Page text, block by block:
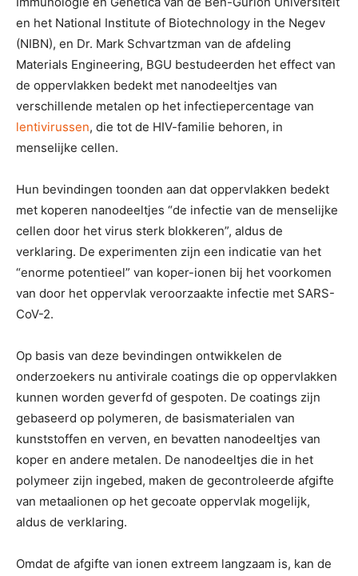
en het National Institute of Biotechnology in the Negev
(NIBN), en Dr. Mark Schvartzman van de afdeling
Materials Engineering, BGU bestudeerden het effect van
de oppervlakken bedekt met nanodeeltjes van
verschillende metalen op het infectiepercentage van
lentivirussen, die tot de HIV-familie behoren, in
menselijke cellen.
Hun bevindingen toonden aan dat oppervlakken bedekt
met koperen nanodeeltjes “de infectie van de menselijke
cellen door het virus sterk blokkeren”, aldus de
verklaring. De experimenten zijn een indicatie van het
“enorme potentieel” van koper-ionen bij het voorkomen
van door het oppervlak veroorzaakte infectie met SARS-
CoV-2.
Op basis van deze bevindingen ontwikkelen de
onderzoekers nu antivirale coatings die op oppervlakken
kunnen worden geverfd of gespoten. De coatings zijn
gebaseerd op polymeren, de basismaterialen van
kunststoffen en verven, en bevatten nanodeeltjes van
koper en andere metalen. De nanodeeltjes die in het
polymeer zijn ingebed, maken de gecontroleerde afgifte
van metaalionen op het gecoate oppervlak mogelijk,
aldus de verklaring.
Omdat de afgifte van ionen extreem langzaam is, kan de